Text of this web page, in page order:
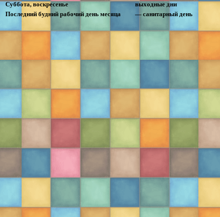
Суббота, воскресенье
выходные дни
Последний будний рабочий день месяца
— санитарный день